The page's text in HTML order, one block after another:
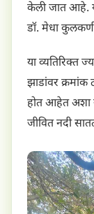
केली जात आहे.
डॉ. मेधा
या व्यतिरिक्त
झाडांवर
होत आहेत अशा
जीवित नदी